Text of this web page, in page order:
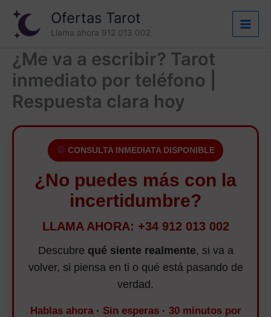
contenido
Ofertas Tarot
Llama ahora 912 013 002
¿Me va a escribir? Tarot
inmediato por teléfono |
Respuesta clara hoy
CONSULTA INMEDIATA DISPONIBLE
¿No puedes más con la
incertidumbre?
LLAMA AHORA: +34 912 013 002
Descubre qué siente realmente, si va a
volver, si piensa en ti o qué está pasando de
verdad.
Hablas ahora· Sin esperas· 30 minutos por